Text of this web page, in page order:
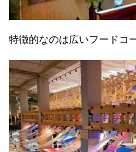
特徴的なのは広いフードコ